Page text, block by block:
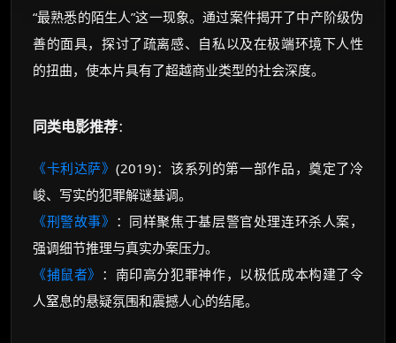
“最熟悉的陌生人”这一现象。通过案件揭开了中产阶级伪
善的面具，探讨了疏离感、自私以及在极端环境下人性
的扭曲，使本片具有了超越商业类型的社会深度。
同类电影推荐：
《卡利达萨》 (2019)：该系列的第一部作品，奠定了冷
峻、写实的犯罪解谜基调。
《刑警故事》 ：同样聚焦于基层警官处理连环杀人案，
强调细节推理与真实办案压力。
《捕鼠者》 ：南印高分犯罪神作，以极低成本构建了令
人窒息的悬疑氛围和震撼人心的结尾。